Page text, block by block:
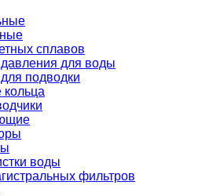
сплавов
для воды
подводки
воды
фильтров